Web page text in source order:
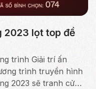
2023 lọt top đề
trình Giải trí ấn
trình truyền hình
2023 sẽ tranh cử